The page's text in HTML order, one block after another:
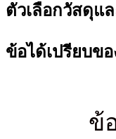
ตัวเลือกวัสดุแ
ข้อได้เปรียบขอ
ข้